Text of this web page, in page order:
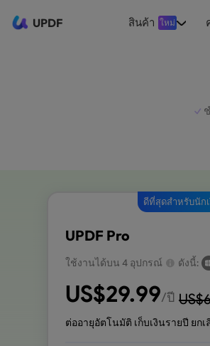
UPDF สินค้า ใหม่
ดีที่สุดสำหรับนัก
UPDF Pro
ใช้งานได้บน 4 อุปกรณ์ ดังนี้:
US$29.99/ปี US$
ต่ออายุอัตโนมัติ เก็บเงินรายปี ยกเ